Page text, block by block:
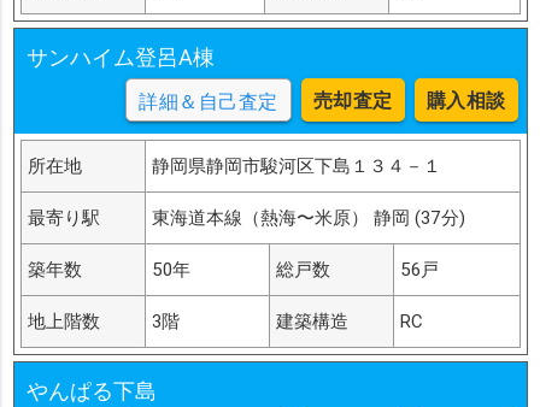
サンハイム登呂A棟
詳細＆自己査定 売却査定 購入相談
所在地 静岡県静岡市駿河区下島１３４－１
最寄り駅 東海道本線（熱海〜米原） 静岡 (37分)
築年数 50年 総戸数 56戸
地上階数 3階 建築構造 RC
やんぱる下島